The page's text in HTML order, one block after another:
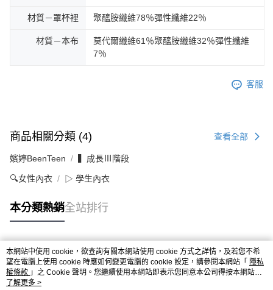
材質－罩杯裡 聚醯胺纖維78％彈性纖維22％
材質－本布
莫代爾纖維61％聚醯胺纖維32％彈性纖維
7％
客服
商品相關分類 (4) 查看全部
嬪婷BeenTeen ▍成長Ⅲ階段
🔍女性內衣 ▷ 學生內衣
本分類熱銷全站排行
熱門標籤
本網站中使用 cookie，欲查詢有關本網站使用 cookie 方式之詳情，及若您不希
望在電腦上使用 cookie 時應如何變更電腦的 cookie 設定，請參閱本網站「 隱私
權條款 」之 Cookie 聲明。您繼續使用本網站即表示您同意本公司得按本網站使
用條款之 Cookie 聲明使用 cookie。
了解更多 >